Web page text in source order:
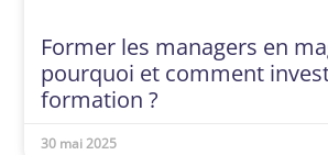
Former les managers en
pourquoi et comment
formation ?
30 mai 2025